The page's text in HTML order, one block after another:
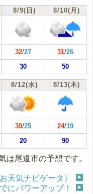
8/9(日) 8/10(月)
32/27 31/26
30 50
8/12(水) 8/13(木)
30/25 24/19
20 90
は尾道市の予想です。
天気ナビゲータ）
にパワーアップ！